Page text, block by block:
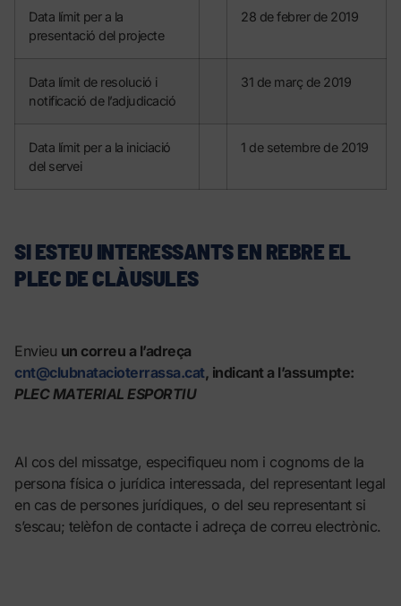
Data límit per a la
presentació del projecte
28 de febrer de 2019
Data límit de resolució i
notificació de l’adjudicació
31 de març de 2019
Data límit per a la iniciació
del servei
1 de setembre de 2019
SI ESTEU INTERESSANTS EN REBRE EL
PLEC DE CLÀUSULES
Envieu un correu a l’adreça
cnt@clubnatacioterrassa.cat, indicant a l’assumpte:
PLEC MATERIAL ESPORTIU
Al cos del missatge, especifiqueu nom i cognoms de la
persona física o jurídica interessada, del representant legal
en cas de persones jurídiques, o del seu representant si
s’escau; telèfon de contacte i adreça de correu electrònic.